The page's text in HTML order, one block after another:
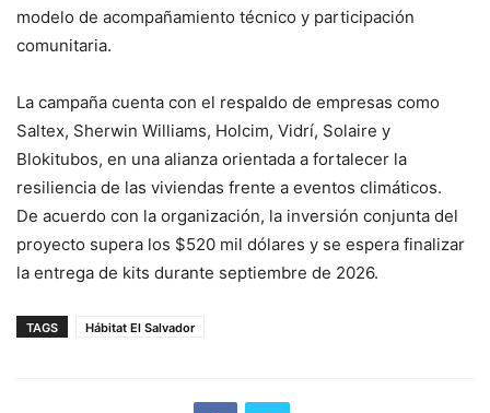
modelo de acompañamiento técnico y participación
comunitaria.
La campaña cuenta con el respaldo de empresas como
Saltex, Sherwin Williams, Holcim, Vidrí, Solaire y
Blokitubos, en una alianza orientada a fortalecer la
resiliencia de las viviendas frente a eventos climáticos.
De acuerdo con la organización, la inversión conjunta del
proyecto supera los $520 mil dólares y se espera finalizar
la entrega de kits durante septiembre de 2026.
TAGS Hábitat El Salvador